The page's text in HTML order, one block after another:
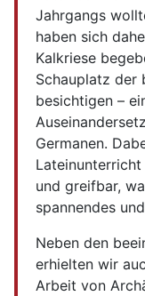
Jahrgangs
haben sich
Kalkriese
Schauplatz der
besichtigen –
Germanen.
und greifbar,
spannendes
Neben den
erhielten wir
Arbeit von